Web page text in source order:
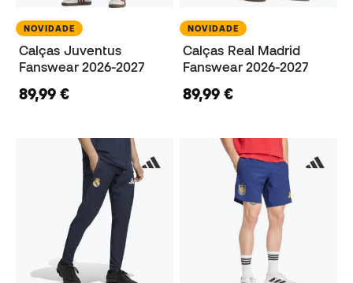
NOVIDADE
Calças Juventus
Fanswear 2026-2027
89,99 €
NOVIDADE
Calças Real Madrid
Fanswear 2026-2027
89,99 €